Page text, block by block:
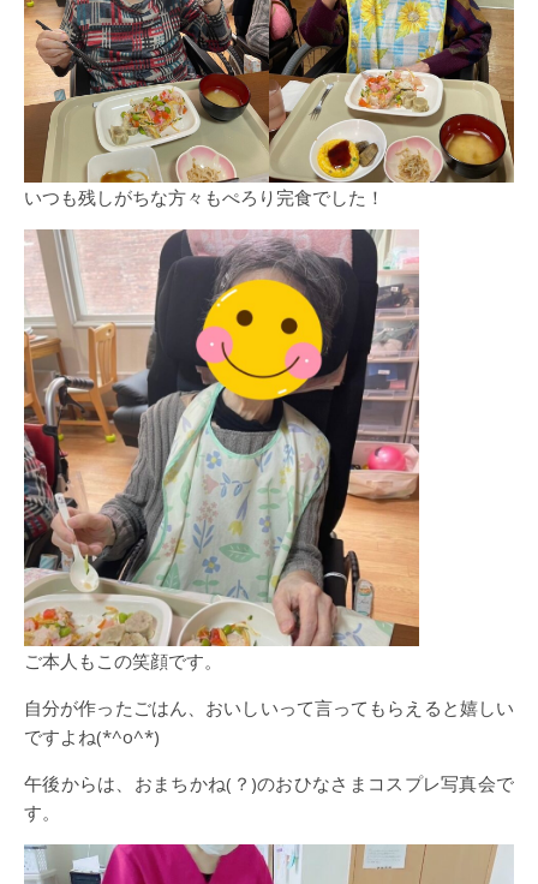
いつも残しがちな方々もぺろり完食でした！
ご本人もこの笑顔です。
自分が作ったごはん、おいしいって言ってもらえると嬉しい
ですよね(*^o^*)
午後からは、おまちかね(？)のおひなさまコスプレ写真会で
す。